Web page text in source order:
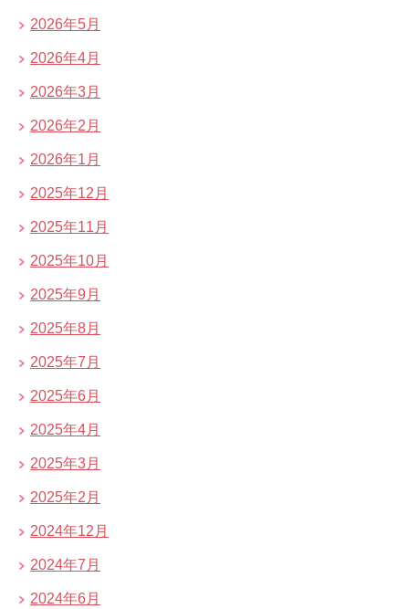
2026年5月
2026年4月
2026年3月
2026年2月
2026年1月
2025年12月
2025年11月
2025年10月
2025年9月
2025年8月
2025年7月
2025年6月
2025年4月
2025年3月
2025年2月
2024年12月
2024年7月
2024年6月